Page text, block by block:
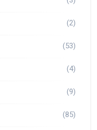
(2)
(53)
(4)
(9)
(85)